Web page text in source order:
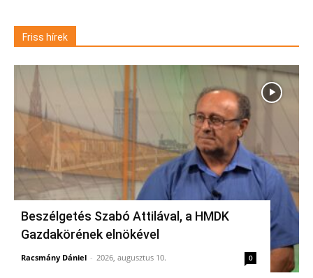
Friss hírek
Beszélgetés Szabó Attilával, a HMDK
Gazdakörének elnökével
Racsmány Dániel - 2026, augusztus 10. 0